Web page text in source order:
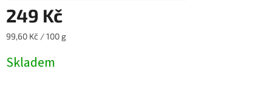
249 Kč
Měrná
99,60 Kč / 100 g
Skladem